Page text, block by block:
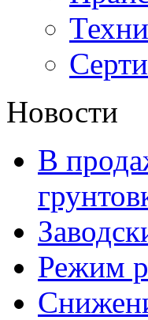
Новости
В
Режим